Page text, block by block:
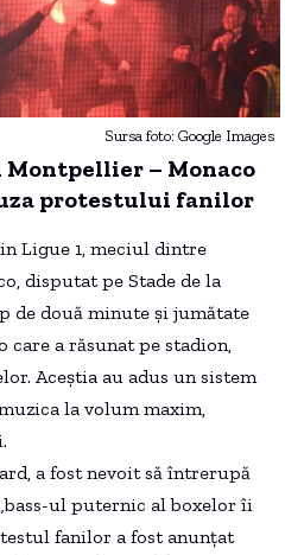
Sursa foto: Google Images
Montpellier – Monaco
protestului fanilor
Ligue 1, meciul dintre
disputat pe Stade de la
de două minute și jumătate
care a răsunat pe stadion,
Aceștia au adus un sistem
la volum maxim,
a fost nevoit să întrerupă
ul puternic al boxelor îi
fanilor a fost anunțat